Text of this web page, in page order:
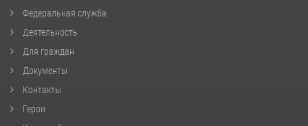
Федеральная служба
Деятельность
Для граждан
Документы
Контакты
Герои